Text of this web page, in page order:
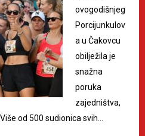
ovogodišnjeg
Porcijunkulov
a u Čakovcu
obilježila je
snažna
poruka
zajedništva,
od 500 sudionica svih…